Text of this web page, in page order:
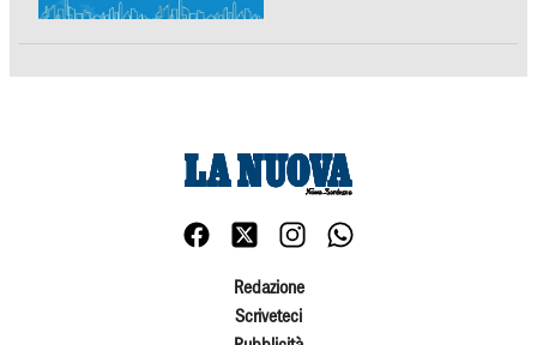
Redazione
Scriveteci